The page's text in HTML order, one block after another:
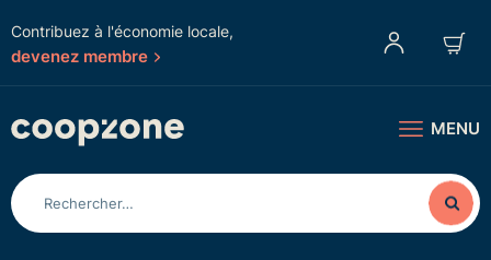
Contribuez à l'économie locale,
devenez membre
MENU